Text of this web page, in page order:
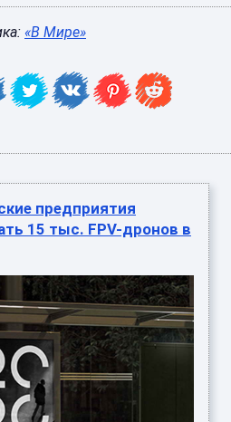
«В Мире»
предприятия
15 тыс. FPV-дронов в